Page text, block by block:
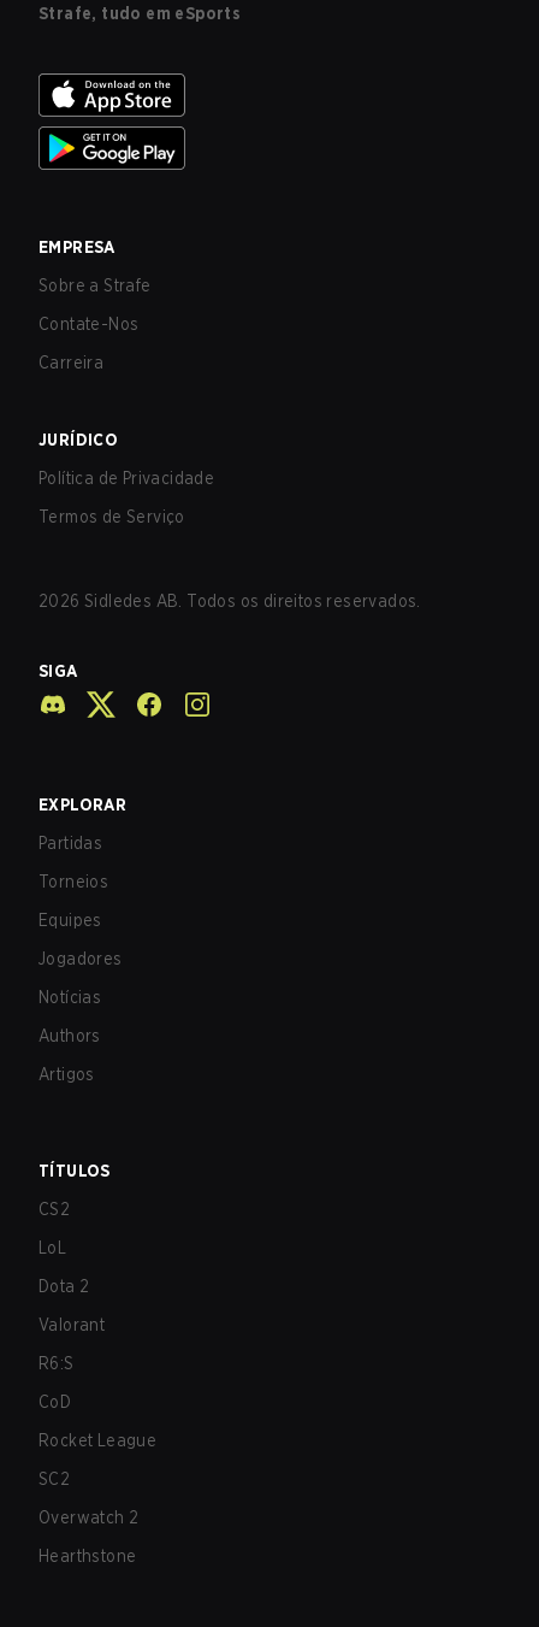
Strafe, tudo em eSports
EMPRESA
Sobre a Strafe
Contate-Nos
Carreira
JURÍDICO
Política de Privacidade
Termos de Serviço
2026 Sidledes AB. Todos os direitos reservados.
SIGA
EXPLORAR
Partidas
Torneios
Equipes
Jogadores
Notícias
Authors
Artigos
TÍTULOS
CS2
LoL
Dota 2
Valorant
R6:S
CoD
Rocket League
SC2
Overwatch 2
Hearthstone